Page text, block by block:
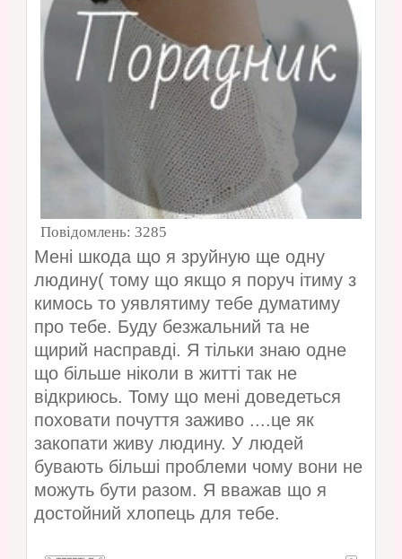
Повідомлень: 3285
Мені шкода що я зруйную ще одну
людину( тому що якщо я поруч ітиму з
кимось то уявлятиму тебе думатиму
про тебе. Буду безжальний та не
щирий насправді. Я тільки знаю одне
що більше ніколи в житті так не
відкриюсь. Тому що мені доведеться
поховати почуття заживо ....це як
закопати живу людину. У людей
бувають більші проблеми чому вони не
можуть бути разом. Я вважав що я
достойний хлопець для тебе.